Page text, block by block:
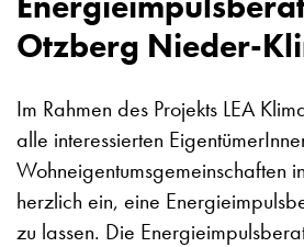
Otzberg Nieder-
Im Rahmen des Projekts LEA
alle interessierten
Wohneigentumsgemeinschaften
herzlich ein, eine
zu lassen. Die